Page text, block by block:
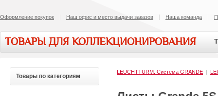
Оформление покупок Наш офис и место выдачи заказов Наша команда
ТОВАРЫ ДЛЯ КОЛЛЕКЦИОНИРОВАНИЯ
LEUCHTTURM. Cистема GRANDE |
Товары по категориям